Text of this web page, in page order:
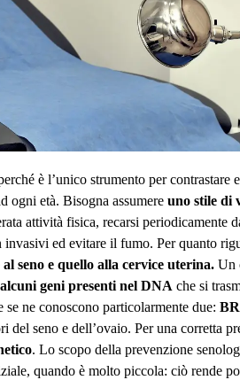
è l’unico strumento per contrastare
ogni età. Bisogna assumere uno stile di
attività fisica, recarsi periodicamente
ed evitare il fumo. Per quanto
seno e quello alla cervice uterina. Un
alcuni geni presenti nel DNA che si
ne conoscono particolarmente due:
seno e dell’ovaio. Per una corretta
. Lo scopo della prevenzione
quando è molto piccola: ciò rende